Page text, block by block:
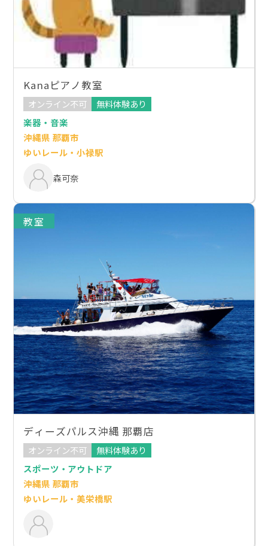
Kanaピアノ教室
オンライン不可
無料体験あり
楽器・音楽
沖縄県 那覇市
ゆいレール・小禄駅
森可奈
教室
ディーズパルス沖縄 那覇店
オンライン不可
無料体験あり
スポーツ・アウトドア
沖縄県 那覇市
ゆいレール・美栄橋駅